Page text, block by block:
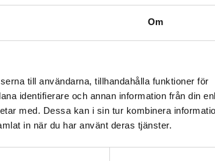
Om
till användarna, tillhandahålla funktioner för
identifierare och annan information från din
med. Dessa kan i sin tur kombinera
in när du har använt deras tjänster.